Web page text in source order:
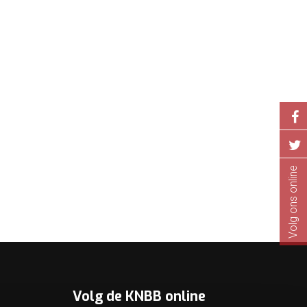
Volg ons online
Volg de KNBB online